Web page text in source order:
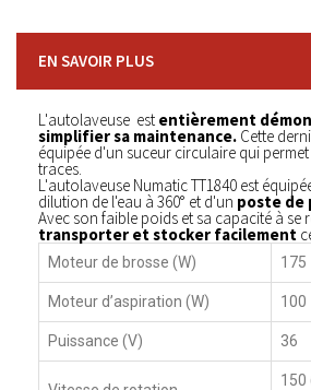
EN SAVOIR PLUS
L'autolaveuse est entièrement
simplifier sa maintenance. Cette
équipée d'un suceur circulaire qui
traces.
L'autolaveuse Numatic TT1840 est
dilution de l'eau à 360° et d'un poste
Avec son faible poids et sa capacité à se
transporter et stocker facilement
Moteur de brosse (W) 175
Moteur d’aspiration (W) 100
Puissance (V) 36
150